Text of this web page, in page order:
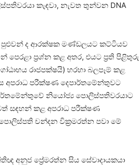
කැඳවා, නැවත තුන්වන DNA
පුළුවන් ද ආරක්ෂක මණ්ඩලයට කට්ටියව
ප්‍රශ්න කළ අතර, එයට ප්‍රති පිළිතුරු
රාජපක්ෂයි) හරහා බලපෑම් කළ
පරීක්ෂණ දෙපාර්තමේන්තුවට
නියෝජ්‍ය පොලිස්පතිවරයාට
සඳහන් කළ අපරාධ පරීක්ෂණ
චන්දන වික්‍රමරත්න පවා මේ
අනුජ ප්‍රේමරත්න සිය සේවාදායකයා